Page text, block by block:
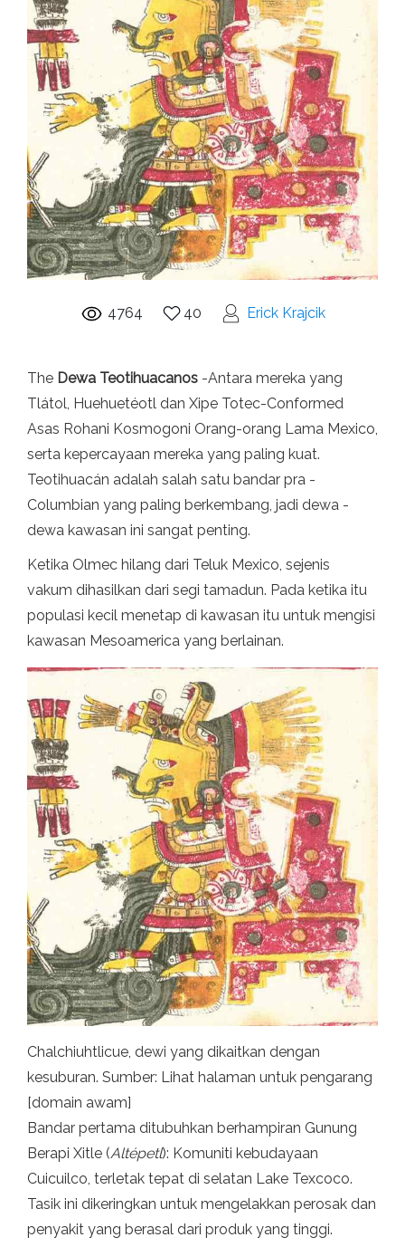
4764 40 Erick Krajcik
The Dewa Teotihuacanos -Antara mereka yang
Tlátol, Huehuetéotl dan Xipe Totec-Conformed
Asas Rohani Kosmogoni Orang-orang Lama Mexico,
serta kepercayaan mereka yang paling kuat.
Teotihuacán adalah salah satu bandar pra -
Columbian yang paling berkembang, jadi dewa -
dewa kawasan ini sangat penting.
Ketika Olmec hilang dari Teluk Mexico, sejenis
vakum dihasilkan dari segi tamadun. Pada ketika itu
populasi kecil menetap di kawasan itu untuk mengisi
kawasan Mesoamerica yang berlainan.
Chalchiuhtlicue, dewi yang dikaitkan dengan
kesuburan. Sumber: Lihat halaman untuk pengarang
[domain awam]
Bandar pertama ditubuhkan berhampiran Gunung
Berapi Xitle (Altépetl): Komuniti kebudayaan
Cuicuilco, terletak tepat di selatan Lake Texcoco.
Tasik ini dikeringkan untuk mengelakkan perosak dan
penyakit yang berasal dari produk yang tinggi.